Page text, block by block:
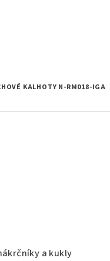
KALHOTY N-RM018-IGA
a kukly